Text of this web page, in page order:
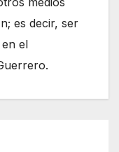
es decir, ser
el